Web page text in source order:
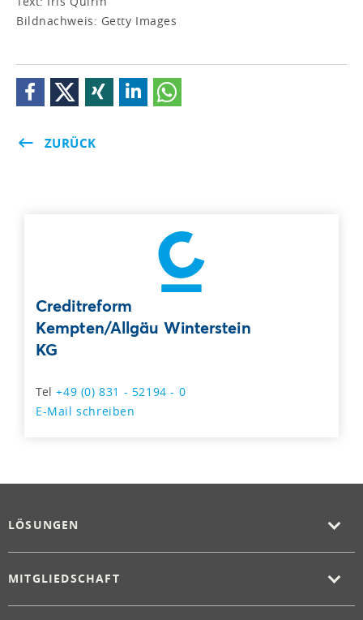
Bildnachweis: Getty Images
ZURÜCK
Creditreform
Kempten/Allgäu Winterstein
KG
Tel+49 (0) 831 - 52194 - 0
E-Mail schreiben
LÖSUNGEN
MITGLIEDSCHAFT